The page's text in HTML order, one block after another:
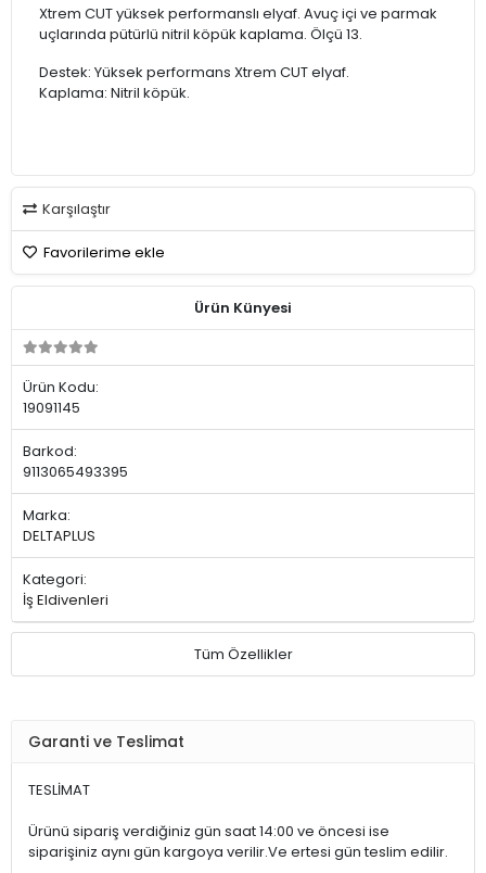
Xtrem CUT yüksek performanslı elyaf. Avuç içi ve parmak
uçlarında pütürlü nitril köpük kaplama. Ölçü 13.
Destek: Yüksek performans Xtrem CUT elyaf.
Kaplama: Nitril köpük.
Karşılaştır
Favorilerime ekle
Ürün Künyesi
Ürün Kodu:
19091145
Barkod:
9113065493395
Marka:
DELTAPLUS
Kategori:
İş Eldivenleri
Tüm Özellikler
Garanti ve Teslimat
TESLİMAT
Ürünü sipariş verdiğiniz gün saat 14:00 ve öncesi ise
siparişiniz aynı gün kargoya verilir.Ve ertesi gün teslim edilir.